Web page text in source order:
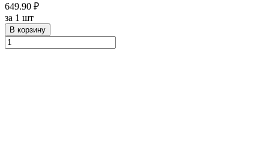
649.90 ₽
за 1 шт
В корзину